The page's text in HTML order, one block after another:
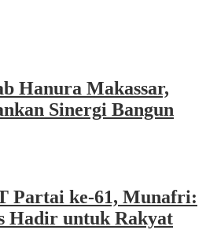
Hanura Makassar,
Sinergi Bangun
Partai ke-61, Munafri:
Hadir untuk Rakyat